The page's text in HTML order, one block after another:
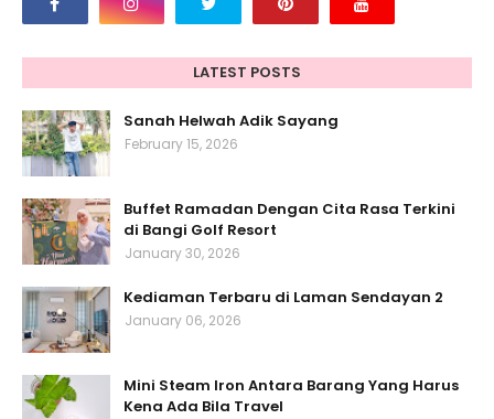
LATEST POSTS
Sanah Helwah Adik Sayang
February 15, 2026
Buffet Ramadan Dengan Cita Rasa Terkini
di Bangi Golf Resort
January 30, 2026
Kediaman Terbaru di Laman Sendayan 2
January 06, 2026
Mini Steam Iron Antara Barang Yang Harus
Kena Ada Bila Travel